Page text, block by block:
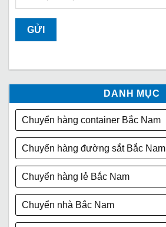
DANH MỤC
Chuyển hàng container Bắc Nam
Chuyển hàng đường sắt Bắc Nam
Chuyển hàng lẻ Bắc Nam
Chuyển nhà Bắc Nam